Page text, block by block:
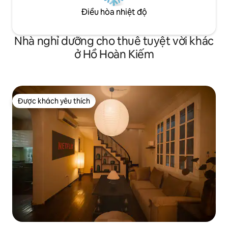
Điều hòa nhiệt độ
Nhà nghỉ dưỡng cho thuê tuyệt vời khác
ở Hồ Hoàn Kiếm
Được khách yêu thích
Được khách yêu thích